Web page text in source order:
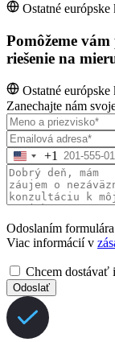
Ostatné
Pomôžeme
riešenie na
Ostatné
Zanechajte nám
+1
Odoslaním
Viac informácií v
Chcem dostávať
Odoslať